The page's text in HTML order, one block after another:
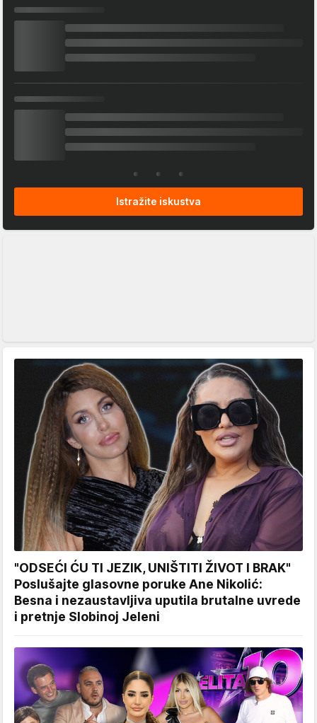
Istražite iskustva
"ODSEĆI ĆU TI JEZIK, UNIŠTITI ŽIVOT I BRAK"
Poslušajte glasovne poruke Ane Nikolić:
Besna i nezaustavljiva uputila brutalne uvrede
i pretnje Slobinoj Jeleni